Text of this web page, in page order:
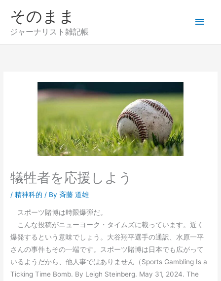
ス
そのまま
ジャーナリスト雑記帳
メ
イ
犠牲者を応援しよう
/精神科的 / By斉藤 道雄
スポーツ賭博は時限爆弾だ。
こんな投稿がニューヨーク・タイムズに載っています。近く
爆発するという意味でしょう。大谷翔平選手の通訳、水原一平
さんの事件もその一端です。スポーツ賭博は日本でも広がって
いるようだから、他人事ではありません（Sports Gambling Is a
Ticking Time Bomb. By Leigh Steinberg. May 31, 2024. The